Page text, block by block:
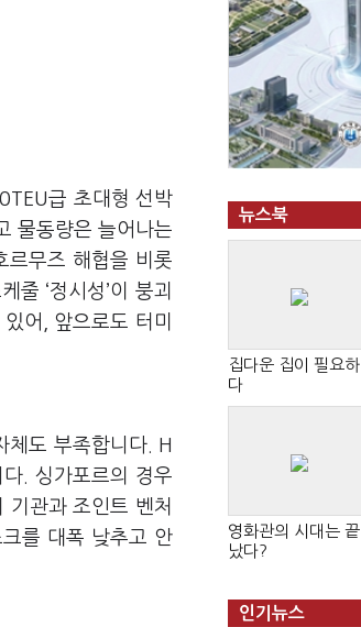
급 초대형 선박
물동량은 늘어나는
르무즈 해협을 비롯
‘정시성’이 붕괴
어, 앞으로도 터미
체도 부족합니다. H
. 싱가포르의 경우
관과 조인트 벤처
를 대폭 낮추고 안
뉴스북
집다운 집이 필요하
다
영화관의 시대는 끝
났다?
인기뉴스